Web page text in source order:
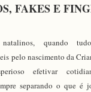
FAKES E
natalinos, quando
pelo nascimento da
efetivar
separando o que